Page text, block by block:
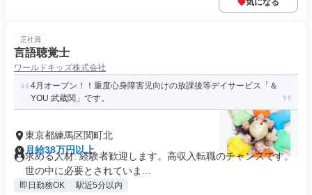
気になる
正社員
言語聴覚士
ワールドキッズ株式会社
4月オープン！！重度心身障害児向けの放課後等デイサービス「＆
YOU 武蔵関」です。
東京都練馬区関町北
月給38万円以上
求める人材: 経験者歓迎します。高収入転職のチャンスです。
世の中に必要とされていま...
即日勤務OK 駅近5分以内